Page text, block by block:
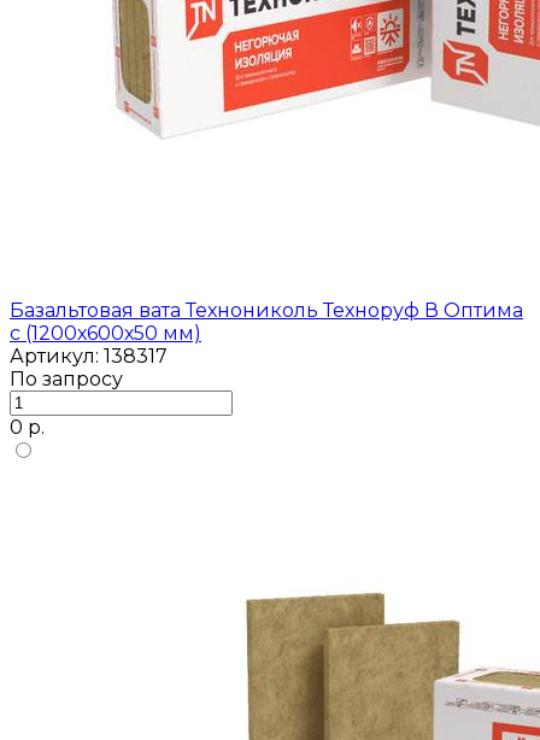
Базальтовая вата Технониколь Техноруф В Оптима
c (1200х600х50 мм)
Артикул: 138317
По запросу
0 р.